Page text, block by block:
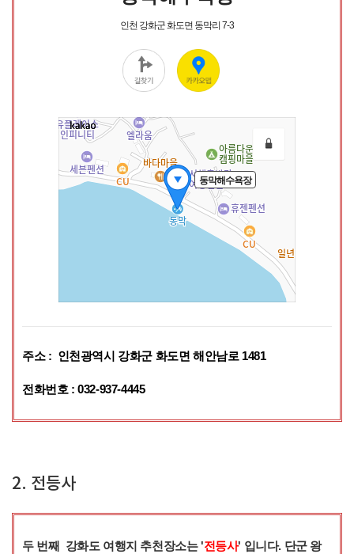
주소 : 인천광역시 강화군 화도면 해안남로 1481
전화번호 : 032-937-4445
2. 전등사
두 번째 강화도 여행지 추천장소는 '전등사' 입니다. 단군 왕